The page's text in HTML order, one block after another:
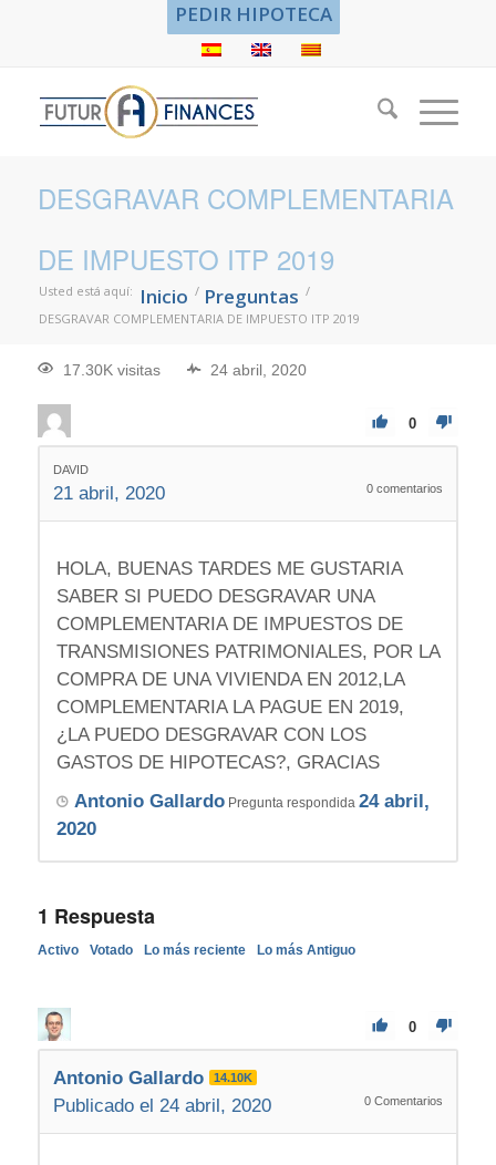
PEDIR HIPOTECA
DESGRAVAR COMPLEMENTARIA
DE IMPUESTO ITP 2019
Usted está aquí: Inicio / Preguntas /
DESGRAVAR COMPLEMENTARIA DE IMPUESTO ITP 2019
17.30K visitas 24 abril, 2020
0
DAVID
21 abril, 2020 0 comentarios
HOLA, BUENAS TARDES ME GUSTARIA
SABER SI PUEDO DESGRAVAR UNA
COMPLEMENTARIA DE IMPUESTOS DE
TRANSMISIONES PATRIMONIALES, POR LA
COMPRA DE UNA VIVIENDA EN 2012,LA
COMPLEMENTARIA LA PAGUE EN 2019,
¿LA PUEDO DESGRAVAR CON LOS
GASTOS DE HIPOTECAS?, GRACIAS
Antonio GallardoPregunta respondida 24 abril,
2020
1 Respuesta
Activo Votado Lo más reciente Lo más Antiguo
0
Antonio Gallardo 14.10K
Publicado el 24 abril, 2020 0 Comentarios